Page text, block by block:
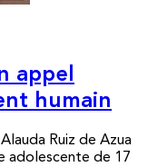
appel
humain
Ruiz de Azua
adolescente de 17